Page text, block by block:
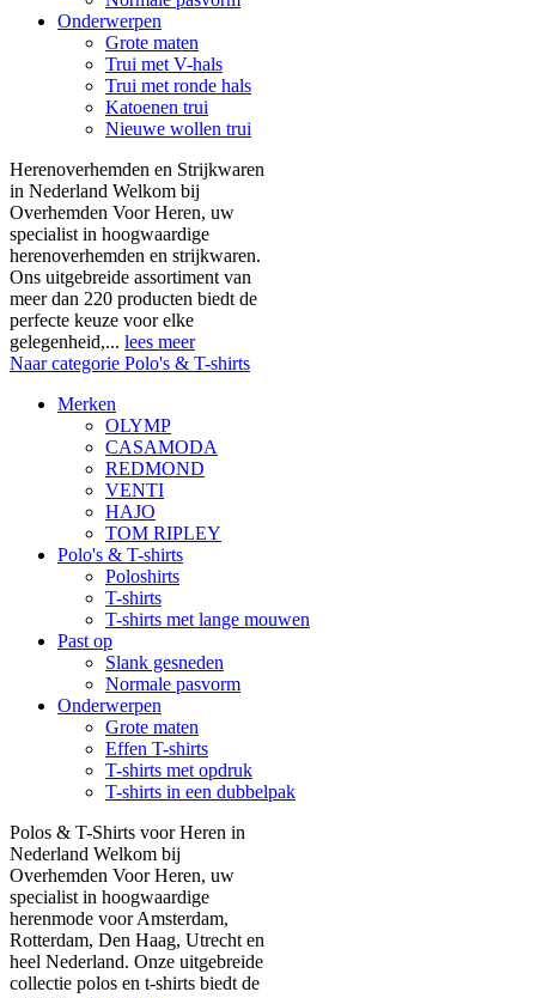
Onderwerpen
Grote maten
Trui met V-hals
Trui met ronde hals
Katoenen trui
Nieuwe wollen trui
Herenoverhemden en Strijkwaren
in Nederland Welkom bij
Overhemden Voor Heren, uw
specialist in hoogwaardige
herenoverhemden en strijkwaren.
Ons uitgebreide assortiment van
meer dan 220 producten biedt de
perfecte keuze voor elke
gelegenheid,... lees meer
Naar categorie Polo's & T-shirts
Merken
OLYMP
CASAMODA
REDMOND
VENTI
HAJO
TOM RIPLEY
Polo's & T-shirts
Poloshirts
T-shirts
T-shirts met lange mouwen
Past op
Slank gesneden
Normale pasvorm
Onderwerpen
Grote maten
Effen T-shirts
T-shirts met opdruk
T-shirts in een dubbelpak
Polos & T-Shirts voor Heren in
Nederland Welkom bij
Overhemden Voor Heren, uw
specialist in hoogwaardige
herenmode voor Amsterdam,
Rotterdam, Den Haag, Utrecht en
heel Nederland. Onze uitgebreide
collectie polos en t-shirts biedt de